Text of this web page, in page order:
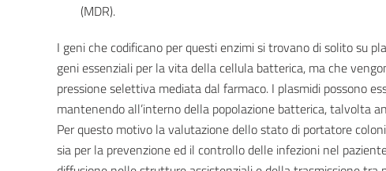
(MDR).
I geni che codificano per questi enzimi si trovano di solito su
geni essenziali per la vita della cellula batterica, ma che
pressione selettiva mediata dal farmaco. I plasmidi possono
mantenendo all’interno della popolazione batterica, talvolta
Per questo motivo la valutazione dello stato di portatore
sia per la prevenzione ed il controllo delle infezioni nel